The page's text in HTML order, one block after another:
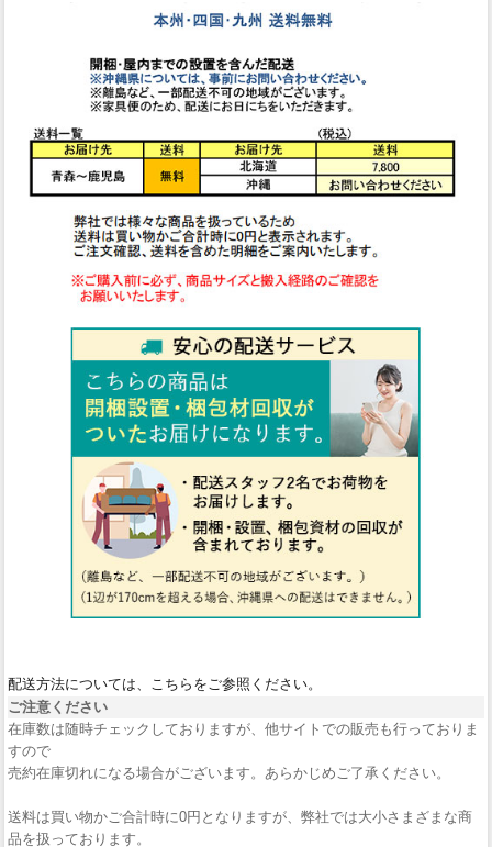
配送方法については、こちらをご参照ください。
ご注意ください
在庫数は随時チェックしておりますが、他サイトでの販売も行っておりま
すので
売約在庫切れになる場合がございます。あらかじめご了承ください。
送料は買い物かご合計時に0円となりますが、弊社では大小さまざまな商
品を扱っております。